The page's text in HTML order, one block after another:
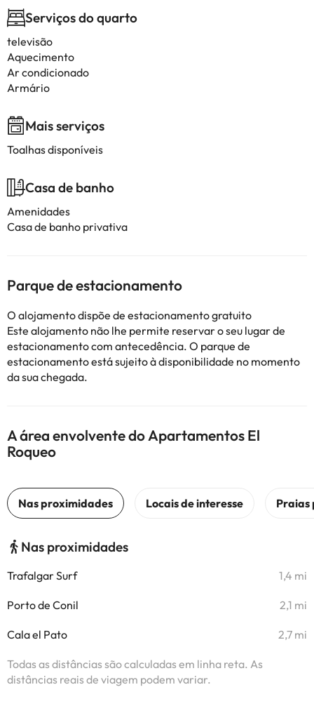
Serviços do quarto
televisão
Aquecimento
Ar condicionado
Armário
Mais serviços
Toalhas disponíveis
Casa de banho
Amenidades
Casa de banho privativa
Parque de estacionamento
O alojamento dispõe de estacionamento gratuito
Este alojamento não lhe permite reservar o seu lugar de
estacionamento com antecedência. O parque de
estacionamento está sujeito à disponibilidade no momento
da sua chegada.
A área envolvente do Apartamentos El
Roqueo
Nas proximidades
Trafalgar Surf 1,4 mi
Porto de Conil 2,1 mi
Cala el Pato 2,7 mi
Todas as distâncias são calculadas em linha reta. As
distâncias reais de viagem podem variar.